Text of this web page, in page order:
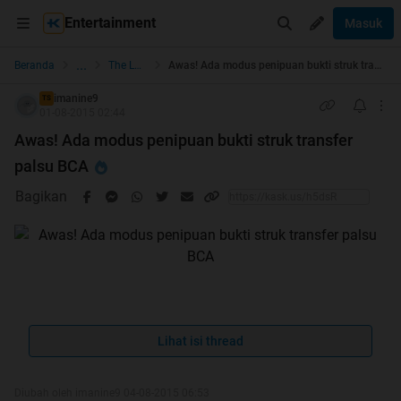
Entertainment Masuk
Beranda ... The Lounge
TS imanine9
Awas! Ada modus penipuan bukti struk transfer
palsu BCA
Bagikan
Lihat isi thread